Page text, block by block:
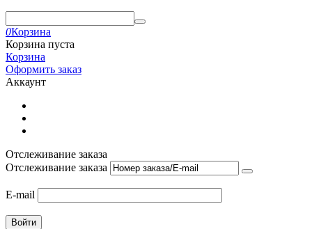
0Корзина
Корзина пуста
Корзина
Оформить заказ
Аккаунт
Отслеживание заказа
Отслеживание заказа
E-mail
Войти